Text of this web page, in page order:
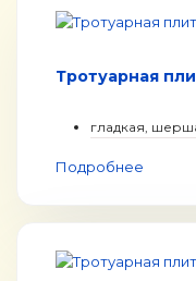
Тротуарная
гладкая,
Подробнее